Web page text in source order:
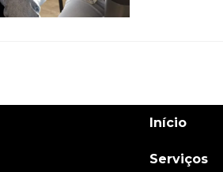
Início
Serviços